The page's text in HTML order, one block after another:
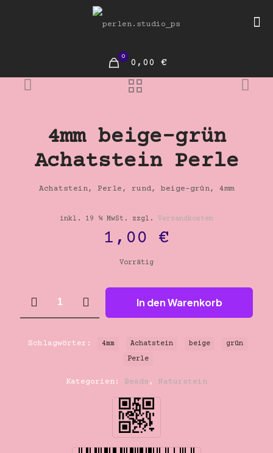
0
0,00 €
4mm beige-grün
Achatstein Perle
Achatstein, Perle, rund, beige-grün, 4mm
inkl. 19 % MwSt. zzgl. Versandkosten
1,00 €
Vorrätig
In den Warenkorb
Kategorien: Beads , Naturstein
Schlagwörter: 4mm Achatstein beige
grün
Perle